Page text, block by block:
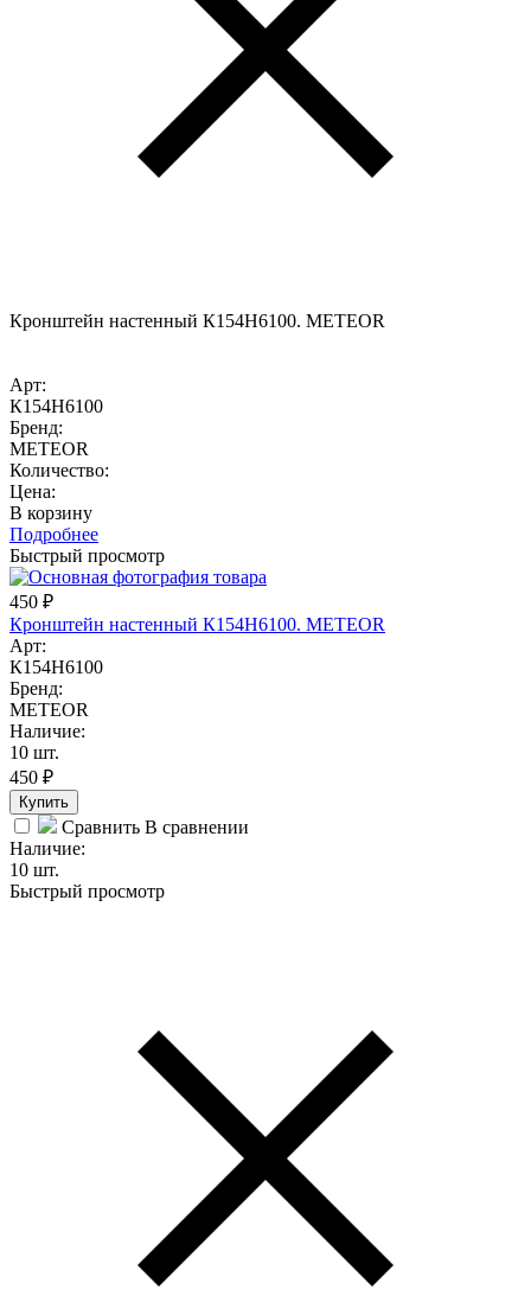
Кронштейн настенный К154Н6100. METEOR
Арт:
К154Н6100
Бренд:
METEOR
Количество:
Цена:
В корзину
Подробнее
Быстрый просмотр
450 ₽
Кронштейн настенный К154Н6100. METEOR
Арт:
К154Н6100
Бренд:
METEOR
Наличие:
10 шт.
450 ₽
Купить
Сравнить В сравнении
Наличие:
10 шт.
Быстрый просмотр